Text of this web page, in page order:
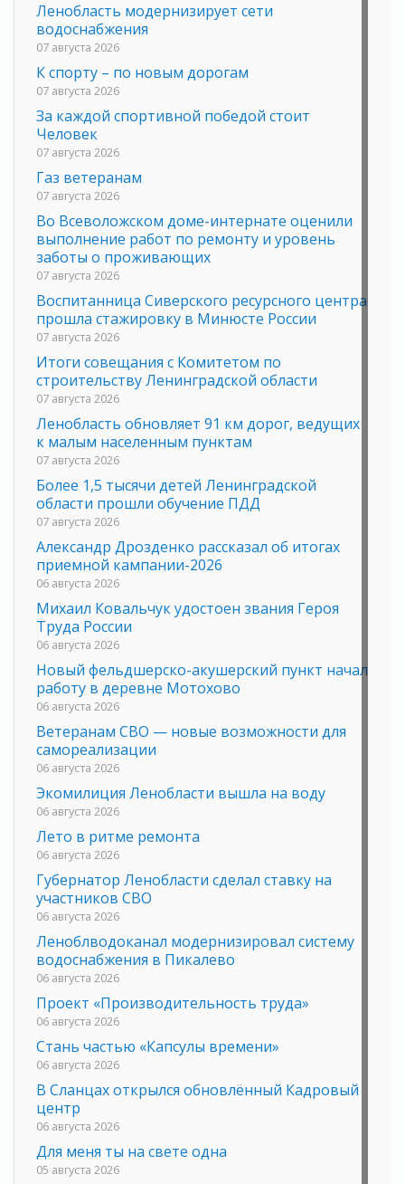
Ленобласть модернизирует сети
водоснабжения
07 августа 2026
К спорту – по новым дорогам
07 августа 2026
За каждой спортивной победой стоит
Человек
07 августа 2026
Газ ветеранам
07 августа 2026
Во Всеволожском доме-интернате оценили
выполнение работ по ремонту и уровень
заботы о проживающих
07 августа 2026
Воспитанница Сиверского ресурсного центра
прошла стажировку в Минюсте России
07 августа 2026
Итоги совещания с Комитетом по
строительству Ленинградской области
07 августа 2026
Ленобласть обновляет 91 км дорог, ведущих
к малым населенным пунктам
07 августа 2026
Более 1,5 тысячи детей Ленинградской
области прошли обучение ПДД
07 августа 2026
Александр Дрозденко рассказал об итогах
приемной кампании-2026
06 августа 2026
Михаил Ковальчук удостоен звания Героя
Труда России
06 августа 2026
Новый фельдшерско-акушерский пункт начал
работу в деревне Мотохово
06 августа 2026
Ветеранам СВО — новые возможности для
самореализации
06 августа 2026
Экомилиция Ленобласти вышла на воду
06 августа 2026
Лето в ритме ремонта
06 августа 2026
Губернатор Ленобласти сделал ставку на
участников СВО
06 августа 2026
Леноблводоканал модернизировал систему
водоснабжения в Пикалево
06 августа 2026
Проект «Производительность труда»
06 августа 2026
Стань частью «Капсулы времени»
06 августа 2026
В Сланцах открылся обновлённый Кадровый
центр
06 августа 2026
Для меня ты на свете одна
05 августа 2026